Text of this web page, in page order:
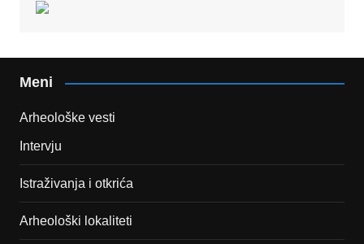
Meni
Arheološke vesti
Intervju
Istraživanja i otkrića
Arheološki lokaliteti